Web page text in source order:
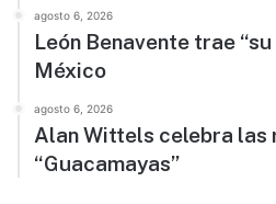
agosto 6, 2026
León Benavente trae “su
México
agosto 6, 2026
Alan Wittels celebra las
“Guacamayas”